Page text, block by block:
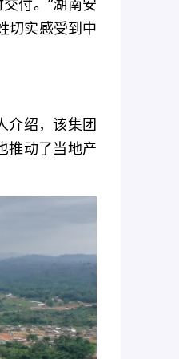
付。”湖南安
切实感受到中
介绍，该集团
推动了当地产